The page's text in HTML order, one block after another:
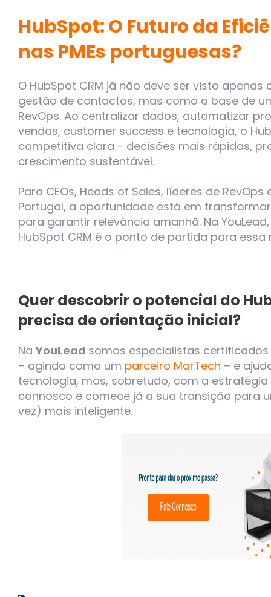
HubSpot: O Futuro da
nas PMEs portuguesas?
O HubSpot CRM já não deve ser visto
gestão de contactos, mas como a base de
RevOps. Ao centralizar dados, automatizar
vendas, customer success e tecnologia, o
competitiva clara - decisões mais rápidas,
crescimento sustentável.
Para CEOs, Heads of Sales, líderes de
Portugal, a oportunidade está em
para garantir relevância amanhã. Na
HubSpot CRM é o ponto de partida para essa
Quer descobrir o potencial do
precisa de orientação inicial?
Na YouLead somos especialistas
– agindo como um parceiro MarTech – e
tecnologia, mas, sobretudo, com a
connosco e comece já a sua transição para
vez) mais inteligente.